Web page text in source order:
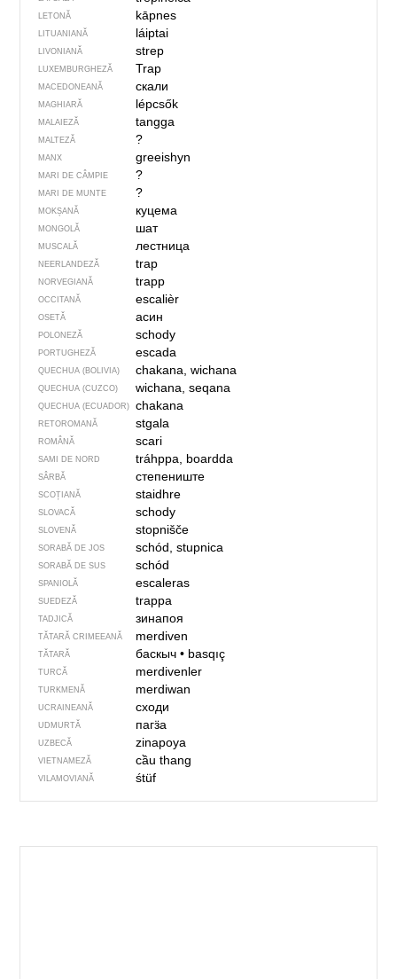
LETONĂ kāpnes
LITUANIANĂ láiptai
LIVONIANĂ strep
LUXEMBURGHEZĂ Trap
MACEDONEANĂ скали
MAGHIARĂ lépcsők
MALAIEZĂ tangga
MALTEZĂ ?
MANX greeishyn
MARI DE CÂMPIE ?
MARI DE MUNTE ?
MOKȘANĂ куцема
MONGOLĂ шат
MUSCALĂ лестница
NEERLANDEZĂ trap
NORVEGIANĂ trapp
OCCITANĂ escalièr
OSETĂ асин
POLONEZĂ schody
PORTUGHEZĂ escada
QUECHUA (BOLIVIA) chakana, wichana
QUECHUA (CUZCO) wichana, seqana
QUECHUA (ECUADOR) chakana
RETOROMANĂ stgala
ROMÂNĂ scari
SAMI DE NORD tráhppa, boardda
SÂRBĂ степениште
SCOȚIANĂ staidhre
SLOVACĂ schody
SLOVENĂ stopnišče
SORABĂ DE JOS schód, stupnica
SORABĂ DE SUS schód
SPANIOLĂ escaleras
SUEDEZĂ trappa
TADJICĂ зинапоя
TĂTARĂ CRIMEEANĂ merdiven
TĂTARĂ баскыч• basqıç
TURCĂ merdivenler
TURKMENĂ merdiwan
UCRAINEANĂ сходи
UDMURTĂ пагӟа
UZBECĂ zinapoya
VIETNAMEZĂ cầu thang
VILAMOVIANĂ śtüf